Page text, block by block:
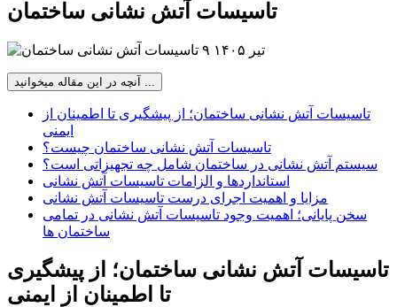
تاسیسات آتش نشانی ساختمان
۹ تیر ۱۴۰۵
تاسیسات آتش نشانی ساختمان؛ از پیشگیری تا اطمینان از
ایمنی
تاسیسات آتش نشانی ساختمان چیست؟
سیستم آتش نشانی در ساختمان شامل چه تجهیزاتی است؟
استانداردها و الزامات تاسیسات آتش نشانی
مزایا و اهمیت اجرای درست تاسیسات آتش نشانی
سخن پایانی؛ اهمیت وجود تاسیسات آتش نشانی در تمامی
ساختمان ها
تاسیسات آتش نشانی ساختمان؛ از پیشگیری
تا اطمینان از ایمنی